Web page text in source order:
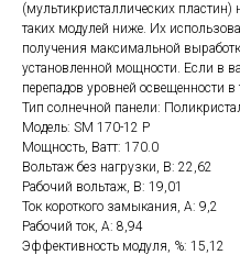
(мультикристаллических
таких модулей ниже. Их
получения максимальной
установленной мощности. Если в
перепадов уровней освещенности в
Тип солнечной панели:
Модель: SM 170-12 P
Мощность, Ватт: 170.0
Вольтаж без нагрузки, В: 22,62
Рабочий вольтаж, В: 19,01
Ток короткого замыкания, А: 9,2
Рабочий ток, А: 8,94
Эффективность модуля, %: 15,12